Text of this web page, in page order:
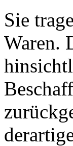
Sie
Waren.